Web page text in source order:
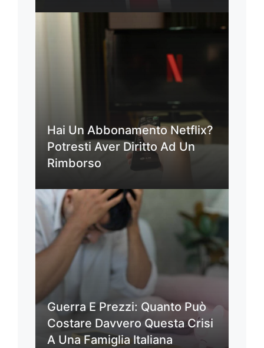
Hai Un Abbonamento Netflix?
Potresti Aver Diritto Ad Un
Rimborso
Guerra E Prezzi: Quanto Può
Costare Davvero Questa Crisi
A Una Famiglia Italiana